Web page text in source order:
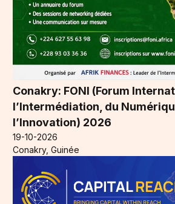
Conakry: FONI (Forum
l’Intermédiation, du
l’Innovation) 2026
19-10-2026
Conakry, Guinée